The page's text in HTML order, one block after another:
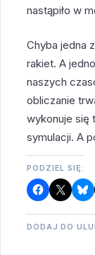
nastąpiło w
Chyba jedna
rakiet. A
naszych
obliczanie
wykonuje się
symulacji. A
PODZIEL SIĘ:
DODAJ DO